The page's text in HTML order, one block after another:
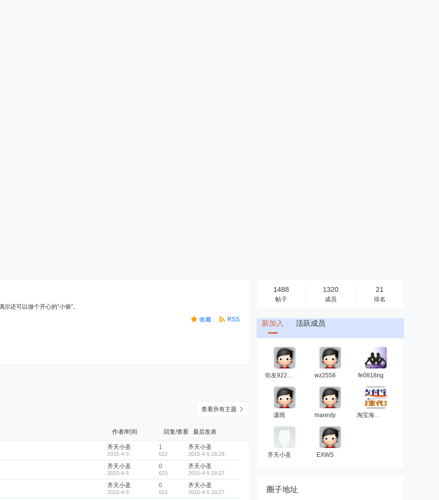
还可以做个开心的“小偷”。
收藏
RSS
查看所有主题
作者/时间 回复/查看 最后发表
齐天小圣
2015-4-5
1
622
齐天小圣
2015-4-5 18:29
齐天小圣
2015-4-5
0
623
齐天小圣
2015-4-5 18:27
齐天小圣
2015-4-5
0
521
齐天小圣
2015-4-5 18:27
1488
帖子
1320
成员
21
排名
新加入 活跃成员
街友92262720 wz2558 fe0818ng
潇雨 maresty 淘宝海外代充
齐天小圣 EXWS
圈子地址